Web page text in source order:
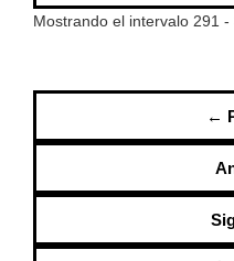
Mostrando el intervalo 291
←